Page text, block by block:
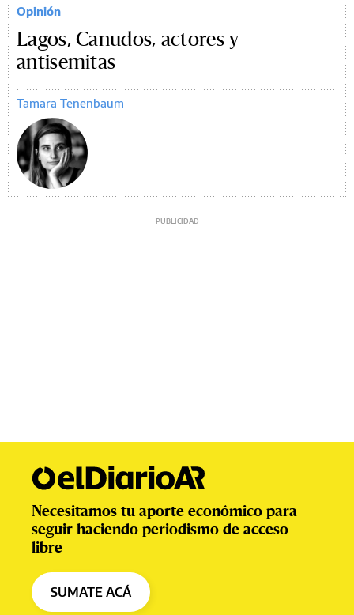
Opinión
Lagos, Canudos, actores y
antisemitas
Tamara Tenenbaum
Necesitamos tu aporte económico para
seguir haciendo periodismo de acceso
libre
SUMATE ACÁ